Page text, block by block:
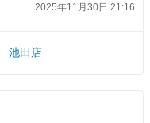
2025年11月30日 21:16
池田店